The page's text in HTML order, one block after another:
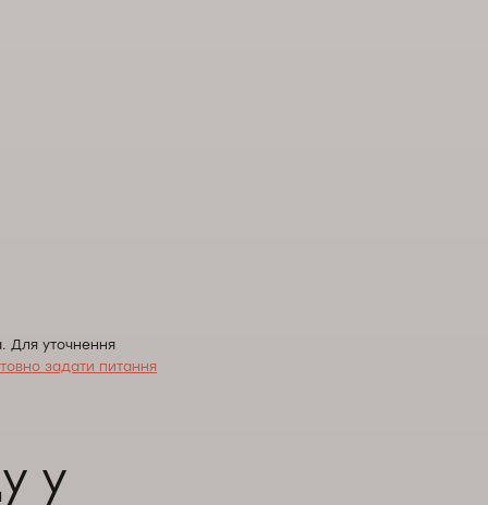
Для уточнення
задати питання
у